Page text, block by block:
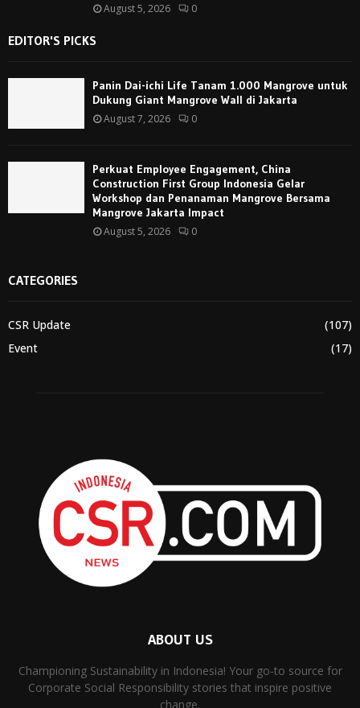
August 5, 2026 0
EDITOR'S PICKS
Panin Dai-ichi Life Tanam 1.000 Mangrove untuk
Dukung Giant Mangrove Wall di Jakarta
August 7, 2026 0
Perkuat Employee Engagement, China
Construction First Group Indonesia Gelar
Workshop dan Penanaman Mangrove Bersama
Mangrove Jakarta Impact
August 5, 2026 0
CATEGORIES
CSR Update
(107)
Event
(17)
ABOUT US
Championing Sustainability in Indonesia! Your go-to source for
Corporate Social Responsibility stories that inspire positive
change.